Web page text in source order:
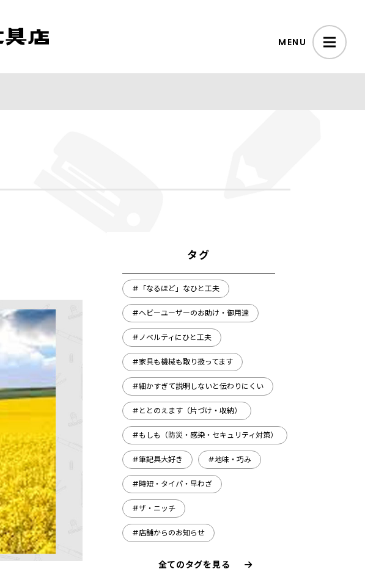
MENU
タグ
#「なるほど」なひと工夫
#ヘビーユーザーのお助け・御用達
#ノベルティにひと工夫
#家具も機械も取り扱ってます
#細かすぎて説明しないと伝わりにくい
#ととのえます（片づけ・収納）
#もしも（防災・感染・セキュリティ対策）
#筆記具大好き #地味・巧み
#時短・タイパ・早わざ
#ザ・ニッチ
#店舗からのお知らせ
全てのタグを見る